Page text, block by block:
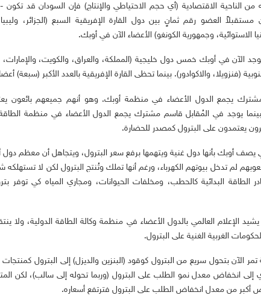
من الناحية الاقتصادية (أي حجم الاحتياطي والإنتاج) فإن السودان قد تكون
العضو رقم ثمانٍ بين دول القارة الإفريقية السبع (الجزائر، وليبيا،
الاستوائية، وجمهورية الكونغو) الأعضاء الآن في أوبك.
يوجد الآن في أوبك خمس دول خليجية (المملكة، والعراق، والكويت، والإمارات،
(فنزويلا، والاكوادور). بينما تحظى القارة الإفريقية بالعدد الأكبر (سبعة)
يجمع الدول الأعضاء في منظمة أوبك. وهو أنهم جميعهم بائعون
يوجد في المُقابل قاسم مشترك يجمع الدول الأعضاء في منظمة الطاقة
يعتمدون على البترول كمصدر للحضارة.
يصف أوبك بأنها دول غنية ويتهمها برفع سعر البترول، ويتجاهل أن معظم دول
لم تدخل بيوتهم الكهرباء، ورغم أنها تملك وتُنتج البترول لكن لا
الطاقة البدائية كالحطب، ومخلفات الحيوانات، ومجاري المياه كي توفر
الإعلام العالمي بالدول الأعضاء في منظمة وكالة الطاقة الدولية، ولا
الغربية الغنية على البترول.
الآن بتحول سريع من البترول كوقود (البنزين والديزل) إلى البترول كمنتجات
إلى انخفاض معدل نمو الطلب على البترول (وربما تحوله إلى سالب)، لكن
أكبر من معدل انخفاض الطلب على البترول فترتفع أسعاره.